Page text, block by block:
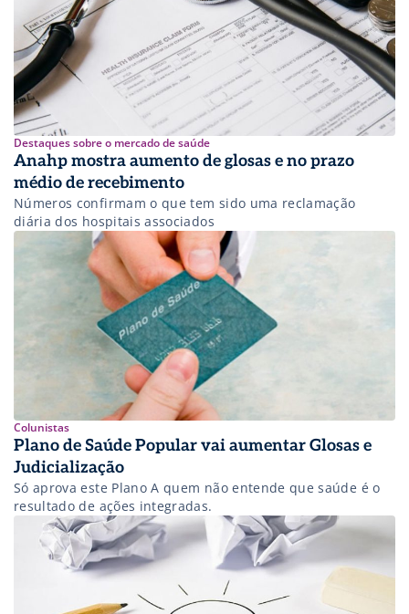
Destaques sobre o mercado de saúde
Anahp mostra aumento de glosas e no prazo
médio de recebimento
Números confirmam o que tem sido uma reclamação
diária dos hospitais associados
Colunistas
Plano de Saúde Popular vai aumentar Glosas e
Judicialização
Só aprova este Plano A quem não entende que saúde é o
resultado de ações integradas.